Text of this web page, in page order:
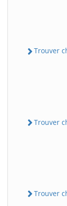
Trouver
Trouver
Trouver